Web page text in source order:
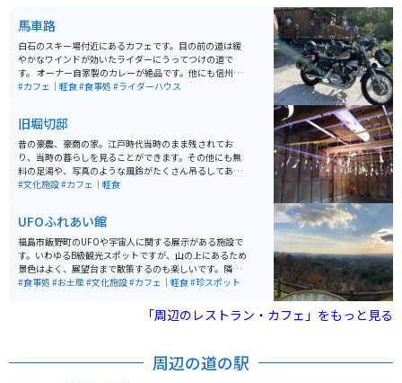
で感じられるのが魅力です。春は雪の回廊、夏は深緑、
秋は紅葉と季節ごとに異なる表情を楽しめ、ツーリング
には絶好のコースです。
馬車路
白石のスキー場付近にあるカフェです。目の前の道は緩
やかなワインドが効いたライダーにうってつけの道で
す。 オーナー自家製のカレーが絶品です。他にも信州産
のお蕎麦や、各酒類の取り扱いもあります。もともと仙
#カフェ｜軽食#食事処 #ライダーハウス
旧堀切邸
昔の豪農、豪商の家。江戸時代当時のまま残されてお
り、当時の暮らしを見ることができます。その他にも無
料の足湯や、写真のような風鈴がたくさん吊るしてあっ
たりと、お金をかけずに楽しめる空間となってます。
#文化施設#カフェ｜軽食
UFOふれあい館
福島市飯野町のUFOや宇宙人に関する展示がある施設で
す。いわゆるB級観光スポットですが、山の上にあるため
景色はよく、展望台まで散策するのも楽しいです。隣接
する物産館内の食堂には人気のラーメンもあり、ドライ
#食事処 #お土産#文化施設#カフェ｜軽食#珍スポット
「周辺のレストラン・カフェ」をもっと見る
周辺の道の駅